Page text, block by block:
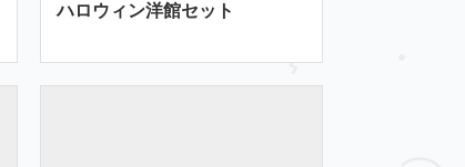
ハロウィン洋館セット